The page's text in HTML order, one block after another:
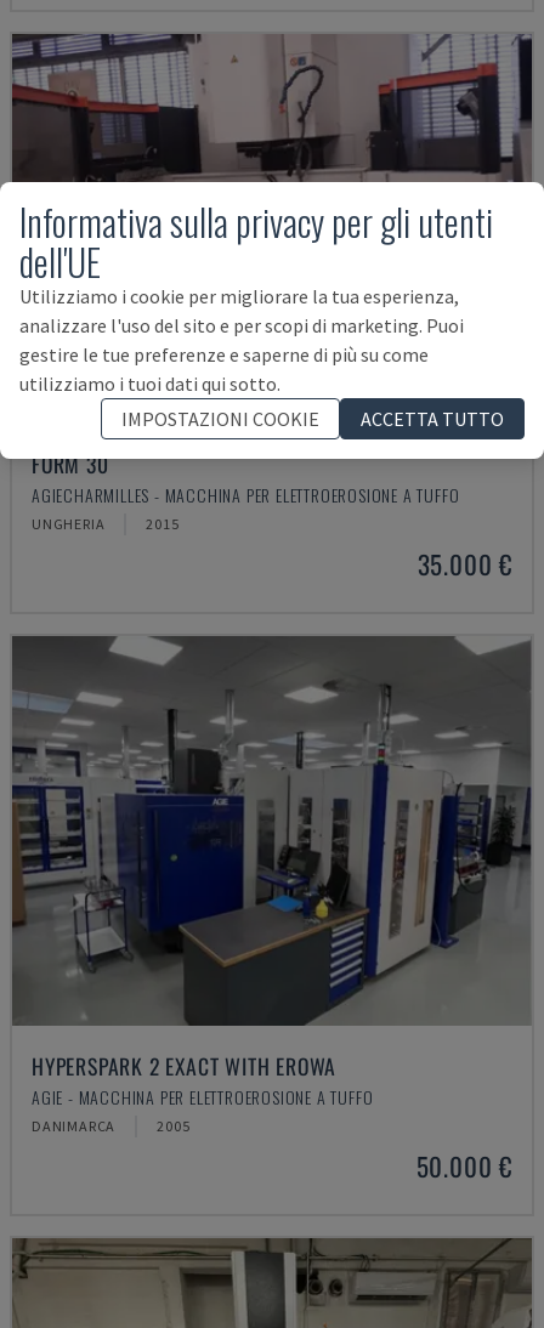
FORM 30
AGIECHARMILLES - MACCHINA PER ELETTROEROSIONE A TUFFO
UNGHERIA 2015
35.000 €
HYPERSPARK 2 EXACT WITH EROWA
AGIE - MACCHINA PER ELETTROEROSIONE A TUFFO
DANIMARCA 2005
50.000 €
Informativa sulla privacy per gli utenti
dell'UE
Utilizziamo i cookie per migliorare la tua esperienza,
analizzare l'uso del sito e per scopi di marketing. Puoi
gestire le tue preferenze e saperne di più su come
utilizziamo i tuoi dati qui sotto.
IMPOSTAZIONI COOKIE
ACCETTA TUTTO